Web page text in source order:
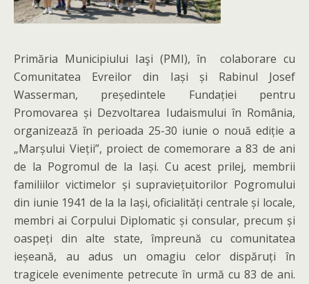
Primăria Municipiului Iaşi (PMI), în colaborare cu
Comunitatea Evreilor din Iași și Rabinul Josef
Wasserman, președintele Fundației pentru
Promovarea și Dezvoltarea Iudaismului în România,
organizează în perioada 25-30 iunie o nouă ediție a
„Marșului Vieții”, proiect de comemorare a 83 de ani
de la Pogromul de la Iași. Cu acest prilej, membrii
familiilor victimelor și supraviețuitorilor Pogromului
din iunie 1941 de la la Iași, oficialități centrale și locale,
membri ai Corpului Diplomatic și consular, precum și
oaspeți din alte state, împreună cu comunitatea
ieșeană, au adus un omagiu celor dispăruți în
tragicele evenimente petrecute în urmă cu 83 de ani.